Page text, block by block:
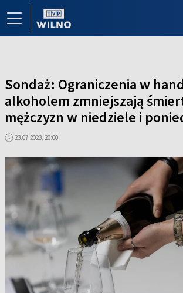
Sondaż: Ograniczenia w
alkoholem zmniejszają
mężczyzn w niedziele i
23.07.2023, 20:00